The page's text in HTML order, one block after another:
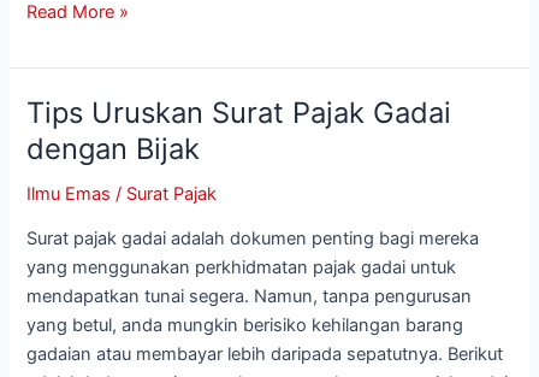
Lumpur
Read More »
Tips Uruskan Surat Pajak Gadai
dengan Bijak
Ilmu Emas / Surat Pajak
Surat pajak gadai adalah dokumen penting bagi mereka
yang menggunakan perkhidmatan pajak gadai untuk
mendapatkan tunai segera. Namun, tanpa pengurusan
yang betul, anda mungkin berisiko kehilangan barang
gadaian atau membayar lebih daripada sepatutnya. Berikut
Tips
Uruskan
Surat
Pajak
dengan
Bijak